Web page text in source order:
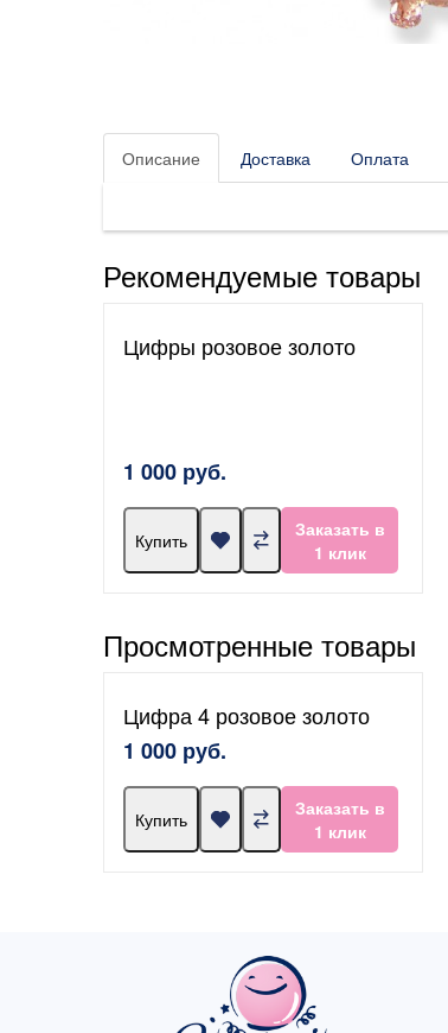
Описание Доставка Оплата
Рекомендуемые товары
Цифры розовое золото
1 000 руб.
Купить
Заказать в
1 клик
Просмотренные товары
Цифра 4 розовое золото
1 000 руб.
Купить
Заказать в
1 клик